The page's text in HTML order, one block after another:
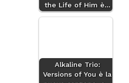
the Life of Him è…
Alkaline Trio:
Versions of You è la